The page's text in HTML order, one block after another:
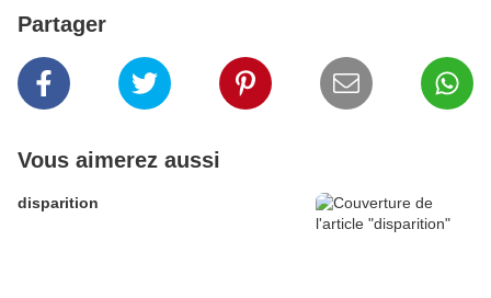
Partager
Vous aimerez aussi
disparition